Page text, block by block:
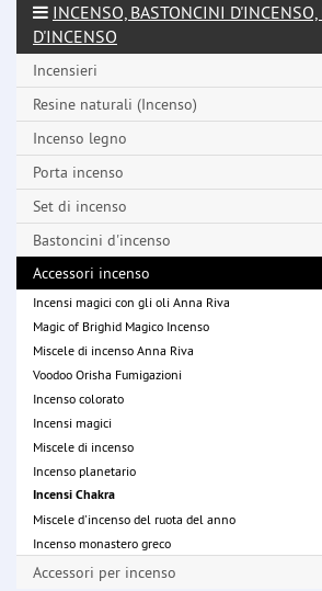
INCENSO, BASTONCINI D'INCENSO,
D'INCENSO
Incensieri
Resine naturali (Incenso)
Incenso legno
Porta incenso
Set di incenso
Bastoncini d'incenso
Accessori incenso
Incensi magici con gli oli Anna Riva
Magic of Brighid Magico Incenso
Miscele di incenso Anna Riva
Voodoo Orisha Fumigazioni
Incenso colorato
Incensi magici
Miscele di incenso
Incenso planetario
Incensi Chakra
Miscele d'incenso del ruota del anno
Incenso monastero greco
Accessori per incenso